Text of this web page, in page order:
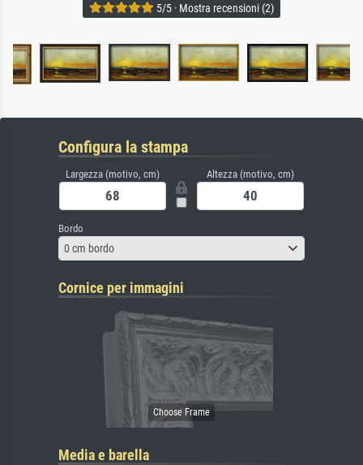
5/5 · Mostra recensioni (2)
Configura la stampa
Largezza (motivo, cm) Altezza (motivo, cm)
Bordo
0 cm bordo
Cornice per immagini
Media e barella